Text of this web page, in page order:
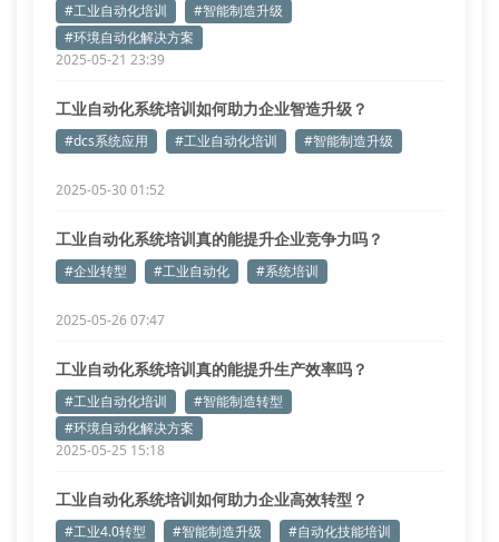
#工业自动化培训
#智能制造升级
#环境自动化解决方案
2025-05-21 23:39
工业自动化系统培训如何助力企业智造升级？
#dcs系统应用 #工业自动化培训 #智能制造升级
2025-05-30 01:52
工业自动化系统培训真的能提升企业竞争力吗？
#企业转型 #工业自动化 #系统培训
2025-05-26 07:47
工业自动化系统培训真的能提升生产效率吗？
#工业自动化培训
#智能制造转型
#环境自动化解决方案
2025-05-25 15:18
工业自动化系统培训如何助力企业高效转型？
#工业4.0转型 #智能制造升级 #自动化技能培训